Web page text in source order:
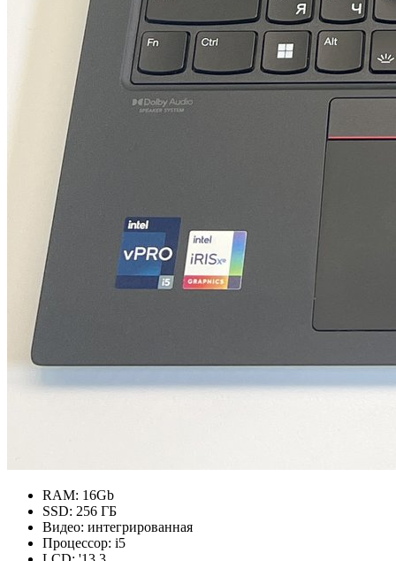
RAM: 16Gb
SSD: 256 ГБ
Видео: интегрированная
Процессор: i5